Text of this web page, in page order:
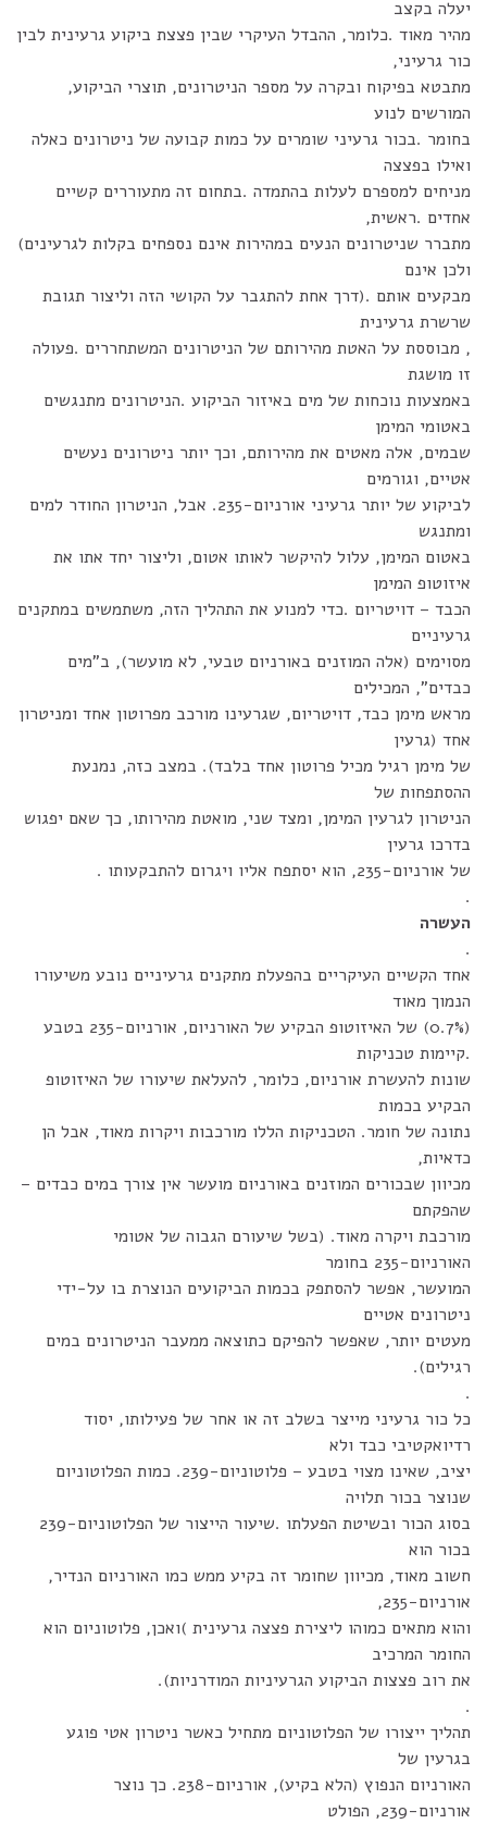
יעלה בקצב
מהיר מאוד .כלומר, ההבדל העיקרי שבין פצצת ביקוע גרעינית לבין
כור גרעיני,
מתבטא בפיקוח ובקרה על מספר הניטרונים, תוצרי הביקוע,
המורשים לנוע
בחומר .בכור גרעיני שומרים על כמות קבועה של ניטרונים כאלה
ואילו בפצצה
מניחים למספרם לעלות בהתמדה .בתחום זה מתעוררים קשיים
אחדים .ראשית,
מתברר שניטרונים הנעים במהירות אינם נספחים בקלות לגרעינים)
ולכן אינם
מבקעים אותם .(דרך אחת להתגבר על הקושי הזה וליצור תגובת
שרשרת גרעינית
, מבוססת על האטת מהירותם של הניטרונים המשתחררים .פעולה
זו מושגת
באמצעות נוכחות של מים באיזור הביקוע .הניטרונים מתנגשים
באטומי המימן
שבמים, אלה מאטים את מהירותם, וכך יותר ניטרונים נעשים
אטיים, וגורמים
לביקוע של יותר גרעיני אורניום-235. אבל, הניטרון החודר למים
ומתנגש
באטום המימן, עלול להיקשר לאותו אטום, וליצור יחד אתו את
איזוטופ המימן
הכבד – דויטריום .כדי למנוע את התהליך הזה, משתמשים במתקנים
גרעיניים
מסוימים (אלה המוזנים באורניום טבעי, לא מועשר), ב"מים
כבדים", המכילים
מראש מימן כבד, דויטריום, שגרעינו מורכב מפרוטון אחד ומניטרון
אחד (גרעין
של מימן רגיל מכיל פרוטון אחד בלבד). במצב כזה, נמנעת
ההסתפחות של
הניטרון לגרעין המימן, ומצד שני, מואטת מהירותו, כך שאם יפגוש
בדרכו גרעין
של אורניום-235, הוא יסתפח אליו ויגרום להתבקעותו .
.
העשרה
.
אחד הקשיים העיקריים בהפעלת מתקנים גרעיניים נובע משיעורו
הנמוך מאוד
(0.7%) של האיזוטופ הבקיע של האורניום, אורניום-235 בטבע
.קיימות טכניקות
שונות להעשרת אורניום, כלומר, להעלאת שיעורו של האיזוטופ
הבקיע בכמות
נתונה של חומר. הטכניקות הללו מורכבות ויקרות מאוד, אבל הן
כדאיות,
מכיוון שבכורים המוזנים באורניום מועשר אין צורך במים כבדים –
שהפקתם
מורכבת ויקרה מאוד. (בשל שיעורם הגבוה של אטומי
האורניום-235 בחומר
המועשר, אפשר להסתפק בכמות הביקועים הנוצרת בו על-ידי
ניטרונים אטיים
מעטים יותר, שאפשר להפיקם כתוצאה ממעבר הניטרונים במים
רגילים).
.
כל כור גרעיני מייצר בשלב זה או אחר של פעילותו, יסוד
רדיואקטיבי כבד ולא
יציב, שאינו מצוי בטבע – פלוטוניום-239. כמות הפלוטוניום
שנוצר בכור תלויה
בסוג הכור ובשיטת הפעלתו .שיעור הייצור של הפלוטוניום-239
בכור הוא
חשוב מאוד, מכיוון שחומר זה בקיע ממש כמו האורניום הנדיר,
אורניום-235,
והוא מתאים כמוהו ליצירת פצצה גרעינית )ואכן, פלוטוניום הוא
החומר המרכיב
את רוב פצצות הביקוע הגרעיניות המודרניות).
.
תהליך ייצורו של הפלוטוניום מתחיל כאשר ניטרון אטי פוגע
בגרעין של
האורניום הנפוץ (הלא בקיע), אורניום-238. כך נוצר
אורניום-239, הפולט